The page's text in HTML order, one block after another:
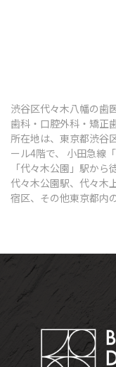
渋谷区代々木八幡の歯
歯科・口腔外科・矯正
所在地は、東京都渋谷
ール4階で、 小田急線
「代々木公園」駅から
代々木公園駅、代々木
宿区、その他東京都内